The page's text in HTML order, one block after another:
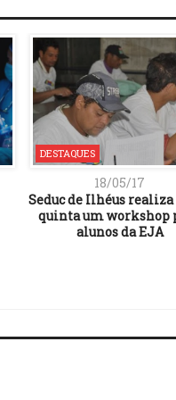
DESTAQUES
18/05/17
Seduc de Ilhéus
quinta um workshop
alunos da EJA